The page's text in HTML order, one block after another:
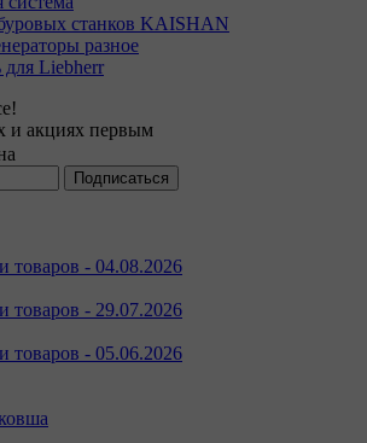
станков KAISHAN
разное
для Liebherr
и акциях первым
товаров - 04.08.2026
товаров - 29.07.2026
товаров - 05.06.2026